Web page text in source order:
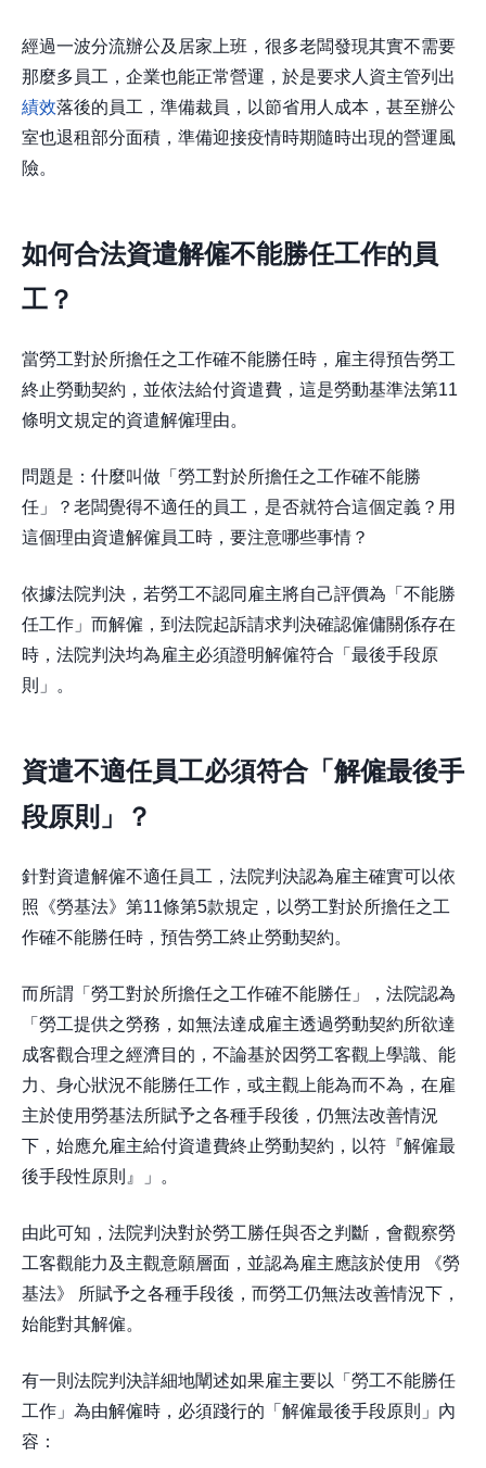
經過一波分流辦公及居家上班，很多老闆發現其實不需要
那麼多員工，企業也能正常營運，於是要求人資主管列出
績效落後的員工，準備裁員，以節省用人成本，甚至辦公
室也退租部分面積，準備迎接疫情時期隨時出現的營運風
險。
如何合法資遣解僱不能勝任工作的員
工？
當勞工對於所擔任之工作確不能勝任時，雇主得預告勞工
終止勞動契約，並依法給付資遣費，這是勞動基準法第11
條明文規定的資遣解僱理由。
問題是：什麼叫做「勞工對於所擔任之工作確不能勝
任」？老闆覺得不適任的員工，是否就符合這個定義？用
這個理由資遣解僱員工時，要注意哪些事情？
依據法院判決，若勞工不認同雇主將自己評價為「不能勝
任工作」而解僱，到法院起訴請求判決確認僱傭關係存在
時，法院判決均為雇主必須證明解僱符合「最後手段原
則」。
資遣不適任員工必須符合「解僱最後手
段原則」？
針對資遣解僱不適任員工，法院判決認為雇主確實可以依
照《勞基法》第11條第5款規定，以勞工對於所擔任之工
作確不能勝任時，預告勞工終止勞動契約。
而所謂「勞工對於所擔任之工作確不能勝任」，法院認為
「勞工提供之勞務，如無法達成雇主透過勞動契約所欲達
成客觀合理之經濟目的，不論基於因勞工客觀上學識、能
力、身心狀況不能勝任工作，或主觀上能為而不為，在雇
主於使用勞基法所賦予之各種手段後，仍無法改善情況
下，始應允雇主給付資遣費終止勞動契約，以符『解僱最
後手段性原則』」。
由此可知，法院判決對於勞工勝任與否之判斷，會觀察勞
工客觀能力及主觀意願層面，並認為雇主應該於使用 《勞
基法》 所賦予之各種手段後，而勞工仍無法改善情況下，
始能對其解僱。
有一則法院判決詳細地闡述如果雇主要以「勞工不能勝任
工作」為由解僱時，必須踐行的「解僱最後手段原則」內
容：